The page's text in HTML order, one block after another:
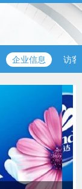
企业信息 访客